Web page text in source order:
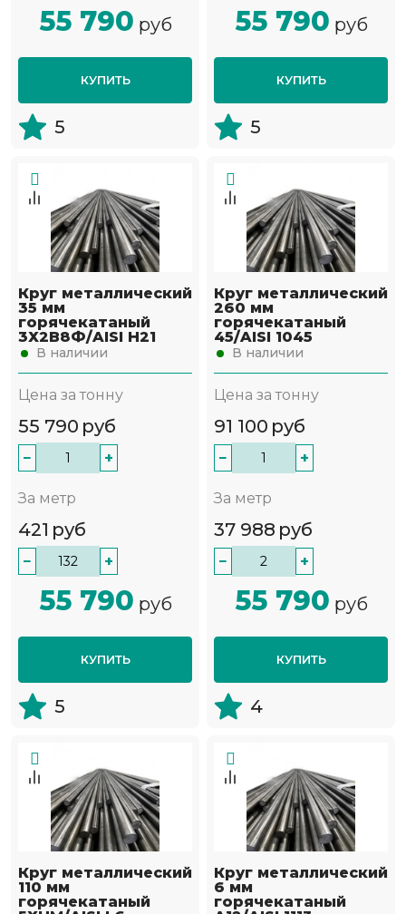
55 790 руб
КУПИТЬ
5
55 790 руб
КУПИТЬ
5
Круг металлический
35 мм
горячекатаный
3Х2В8Ф/AISI H21
В наличии
Цена за тонну
55 790 руб
− +
За метр
421 руб
− +
55 790 руб
КУПИТЬ
5
Круг металлический
260 мм
горячекатаный
45/AISI 1045
В наличии
Цена за тонну
91 100 руб
− +
За метр
37 988 руб
− +
55 790 руб
КУПИТЬ
4
Круг металлический
110 мм
горячекатаный
Круг металлический
6 мм
горячекатаный